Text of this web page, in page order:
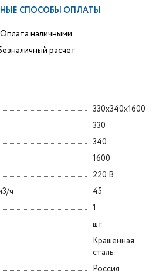
СПОСОБЫ ОПЛАТЫ
Оплата наличными
расчет
330x340x1600
330
340
1600
220 В
ч
45
1
шт
Крашенная
сталь
Россия